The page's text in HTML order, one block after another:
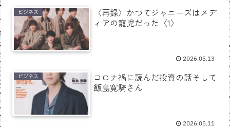
ビジネス
〈再録〉かつてジャニーズはメデ
ィアの寵児だった〈1〉
2026.05.13
ビジネス
コロナ禍に読んだ投資の話そして
飯島寛騎さん
2026.05.11